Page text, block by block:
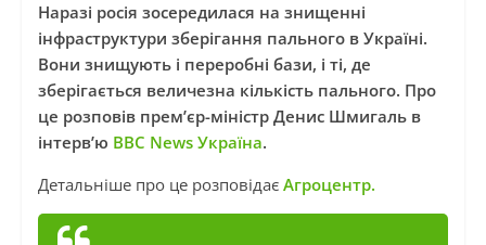
Наразі росія зосередилася на знищенні
інфраструктури зберігання пального в Україні.
Вони знищують і переробні бази, і ті, де
зберігається величезна кількість пального. Про
це розповів прем’єр-міністр Денис Шмигаль в
інтерв’ю ВВС News Україна.
Детальніше про це розповідає Агроцентр.